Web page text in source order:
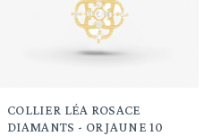
COLLIER LÉA ROSACE
DIAMANTS - OR JAUNE 10